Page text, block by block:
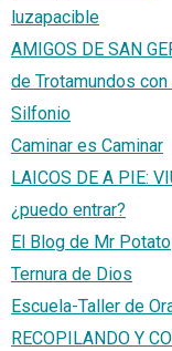
luzapacible
AMIGOS DE SAN
de Trotamundos
Silfonio
Caminar es Caminar
LAICOS DE A PIE:
¿puedo entrar?
El Blog de Mr Potato
Ternura de Dios
Escuela-Taller de
RECOPILANDO Y